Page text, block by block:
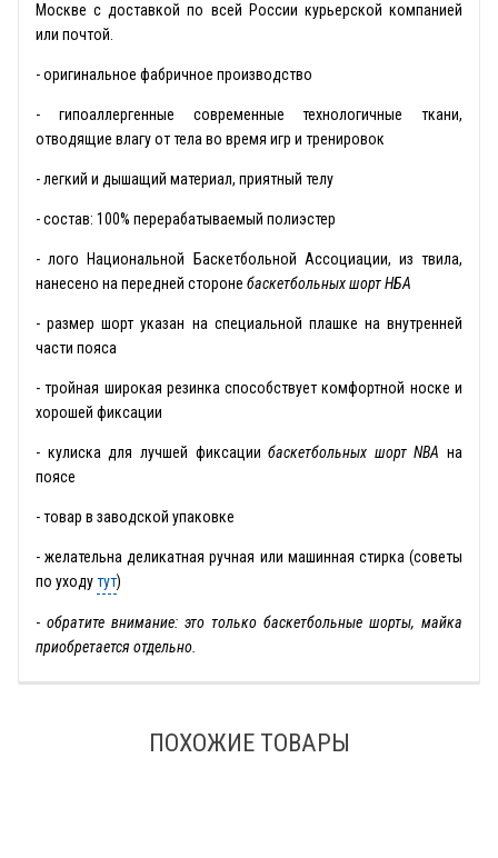
Москве с доставкой по всей России курьерской компанией
или почтой.
- оригинальное фабричное производство
- гипоаллергенные современные технологичные ткани,
отводящие влагу от тела во время игр и тренировок
- легкий и дышащий материал, приятный телу
- состав: 100% перерабатываемый полиэстер
- лого Национальной Баскетбольной Ассоциации, из твила,
нанесено на передней стороне баскетбольных шорт НБА
- размер шорт указан на специальной плашке на внутренней
части пояса
- тройная широкая резинка способствует комфортной носке и
хорошей фиксации
- кулиска для лучшей фиксациибаскетбольных шорт NBA на
поясе
- товар в заводской упаковке
- желательна деликатная ручная или машинная стирка (советы
по уходутут)
- обратите внимание: это только баскетбольные шорты, майка
приобретается отдельно.
ПОХОЖИЕ ТОВАРЫ